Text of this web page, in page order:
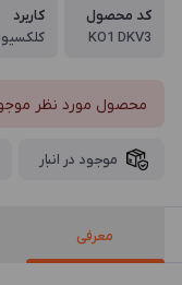
کد محصول
KO1 DKV3
کاربرد
محصول مورد نظر
موجود در انبار
معرفی